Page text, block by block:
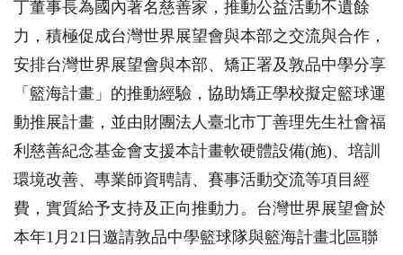
丁董事長為國內著名慈善家，推動公益活動不遺餘
力，積極促成台灣世界展望會與本部之交流與合作，
安排台灣世界展望會與本部、矯正署及敦品中學分享
「籃海計畫」的推動經驗，協助矯正學校擬定籃球運
動推展計畫，並由財團法人臺北市丁善理先生社會福
利慈善紀念基金會支援本計畫軟硬體設備(施)、培訓
環境改善、專業師資聘請、賽事活動交流等項目經
費，實質給予支持及正向推動力。台灣世界展望會於
本年1 月 21 日邀請敦品中學籃球隊與籃海計畫北區聯